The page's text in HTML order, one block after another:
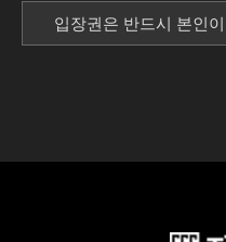
입장권은 반드시 본인